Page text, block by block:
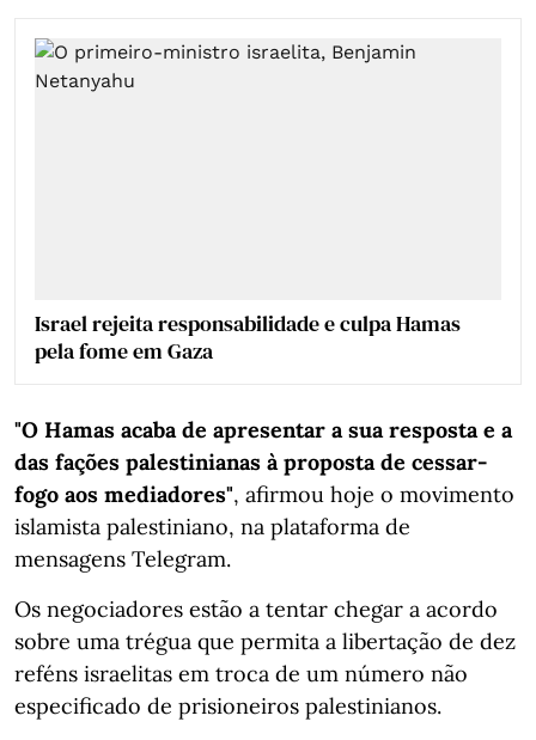
Israel rejeita responsabilidade e culpa Hamas
pela fome em Gaza
"O Hamas acaba de apresentar a sua resposta e a
das fações palestinianas à proposta de cessar-
fogo aos mediadores", afirmou hoje o movimento
islamista palestiniano, na plataforma de
mensagens Telegram.
Os negociadores estão a tentar chegar a acordo
sobre uma trégua que permita a libertação de dez
reféns israelitas em troca de um número não
especificado de prisioneiros palestinianos.